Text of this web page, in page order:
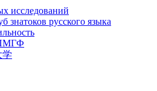
исследований
русского языка
学